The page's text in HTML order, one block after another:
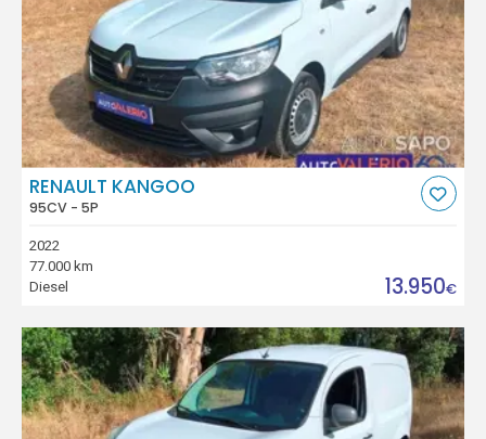
RENAULT KANGOO
95CV - 5P
2022
77.000 km
Diesel
13.950€